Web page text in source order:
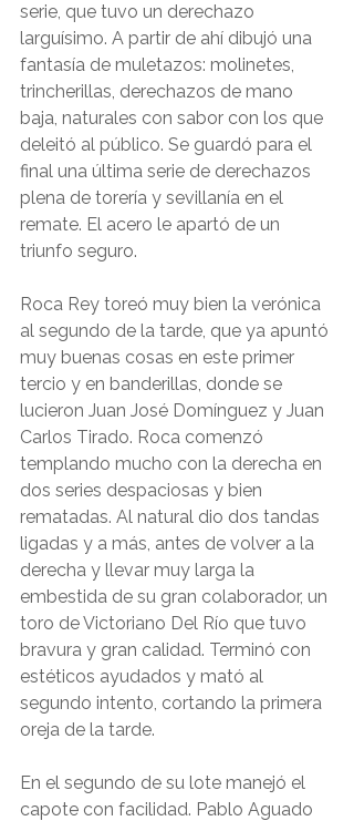
serie, que tuvo un derechazo
larguísimo. A partir de ahí dibujó una
fantasía de muletazos: molinetes,
trincherillas, derechazos de mano
baja, naturales con sabor con los que
deleitó al público. Se guardó para el
final una última serie de derechazos
plena de torería y sevillanía en el
remate. El acero le apartó de un
triunfo seguro.
Roca Rey toreó muy bien la verónica
al segundo de la tarde, que ya apuntó
muy buenas cosas en este primer
tercio y en banderillas, donde se
lucieron Juan José Domínguez y Juan
Carlos Tirado. Roca comenzó
templando mucho con la derecha en
dos series despaciosas y bien
rematadas. Al natural dio dos tandas
ligadas y a más, antes de volver a la
derecha y llevar muy larga la
embestida de su gran colaborador, un
toro de Victoriano Del Río que tuvo
bravura y gran calidad. Terminó con
estéticos ayudados y mató al
segundo intento, cortando la primera
oreja de la tarde.
En el segundo de su lote manejó el
capote con facilidad. Pablo Aguado